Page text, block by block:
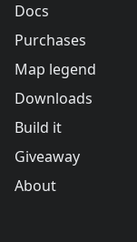
Docs
Purchases
Map legend
Downloads
Build it
Giveaway
About